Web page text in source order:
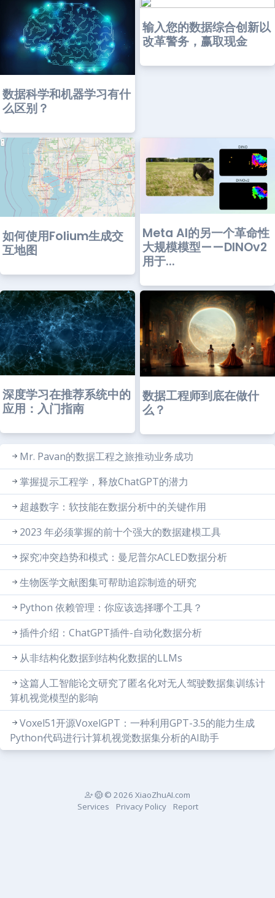
数据科学和机器学习有什
么区别？
输入您的数据综合创新以
改革警务，赢取现金
如何使用Folium生成交
互地图
Meta AI的另一个革命性
大规模模型——DINOv2
用于...
深度学习在推荐系统中的
应用：入门指南
数据工程师到底在做什
么？
Mr. Pavan的数据工程之旅推动业务成功
掌握提示工程学，释放ChatGPT的潜力
超越数字：软技能在数据分析中的关键作用
2023 年必须掌握的前十个强大的数据建模工具
探究冲突趋势和模式：曼尼普尔ACLED数据分析
生物医学文献图集可帮助追踪制造的研究
Python 依赖管理：你应该选择哪个工具？
插件介绍：ChatGPT插件-自动化数据分析
从非结构化数据到结构化数据的LLMs
这篇人工智能论文研究了匿名化对无人驾驶数据集训练计
算机视觉模型的影响
Voxel51开源VoxelGPT：一种利用GPT-3.5的能力生成
Python代码进行计算机视觉数据集分析的AI助手
© 2026 XiaoZhuAI.com
Services
Privacy Policy Report